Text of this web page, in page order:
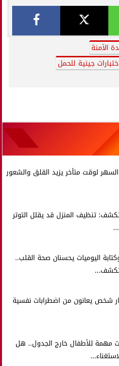
الآمنة
جينية للحمل
لوقت متأخر يزيد القلق والشعور
تنظيف المنزل قد يقلل التوتر
اليوميات يحسنان صحة القلب..
شخص يعانون من اضطرابات نفسية
مهمة للأطفال خارج الجدول.. هل